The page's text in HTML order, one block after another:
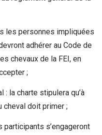
les personnes impliquées
adhérer au Code de
chevaux de la FEI, en
;
: la charte stipulera qu’à
cheval doit primer ;
participants s’engageront